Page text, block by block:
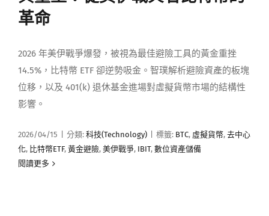
中文
革命
2026 年美伊戰爭爆發，被視為最佳避險工具的黃金重挫
14.5%，比特幣 ETF 卻逆勢吸金。智璞解析避險資產的板塊
位移，以及 401(k) 退休基金進場對虛擬貨幣市場的結構性
影響。
2026/04/15 分類: 科技(Technology) 標籤: BTC, 虛擬貨幣, 去中心
化, 比特幣ETF, 黃金避險, 美伊戰爭, IBIT, 數位資產儲備
閱讀更多